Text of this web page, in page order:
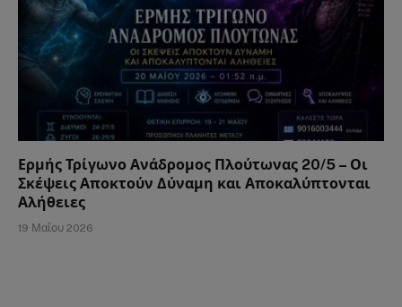
Ερμής Τρίγωνο Ανάδρομος Πλούτωνας 20/5 – Οι
Σκέψεις Αποκτούν Δύναμη και Αποκαλύπτονται
Αλήθειες
19 Μαΐου 2026